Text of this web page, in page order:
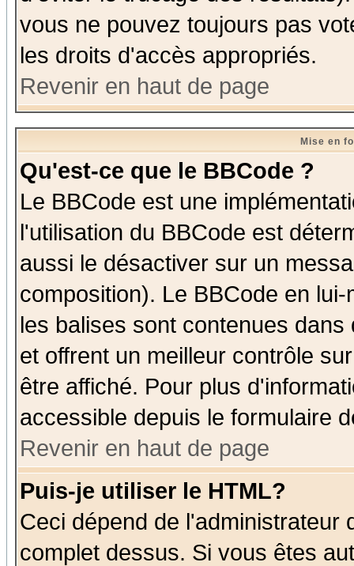
vous ne pouvez toujours pas
les droits d'accès appropriés.
Revenir en haut de page
Mise en
Qu'est-ce que le BBCode ?
Le BBCode est une
l'utilisation du BBCode est
aussi le désactiver sur un
composition). Le BBCode en
les balises sont contenues
et offrent un meilleur contrôle
être affiché. Pour plus
accessible depuis le formulaire
Revenir en haut de page
Puis-je utiliser le HTML?
Ceci dépend de l'administrateur
complet dessus. Si vous êtes